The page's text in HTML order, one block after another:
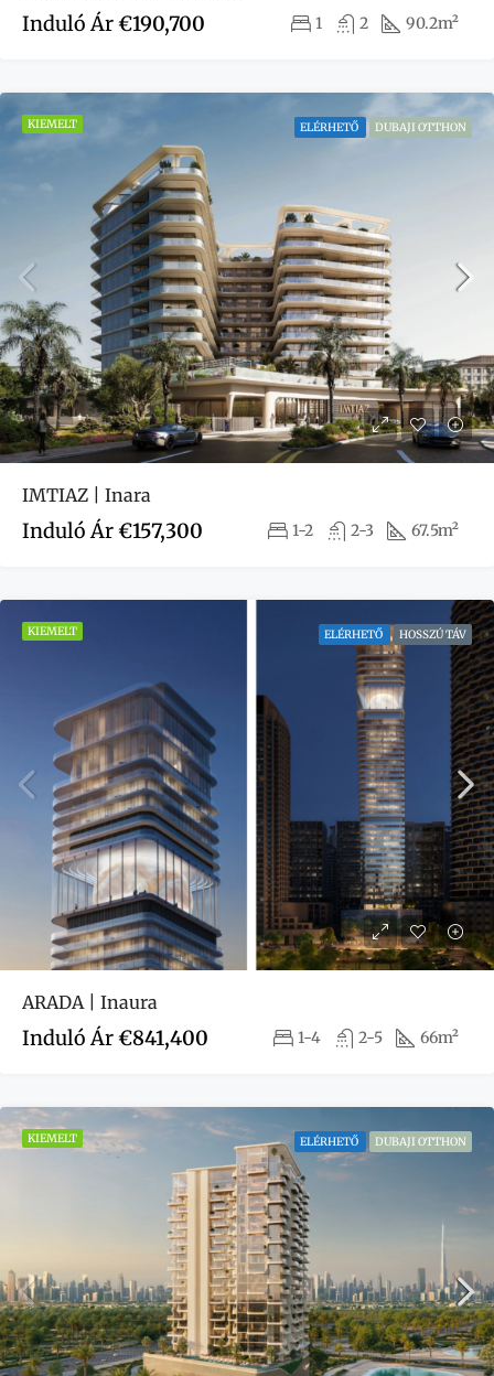
Induló Ár€190,700 1 2 90.2m²
KIEMELT ELÉRHETŐ DUBAJI OTTHON
IMTIAZ | Inara
Induló Ár€157,300 1-2 2-3 67.5m²
KIEMELT ELÉRHETŐ HOSSZÚ TÁV
ARADA | Inaura
Induló Ár€841,400 1-4 2-5 66m²
KIEMELT ELÉRHETŐ DUBAJI OTTHON